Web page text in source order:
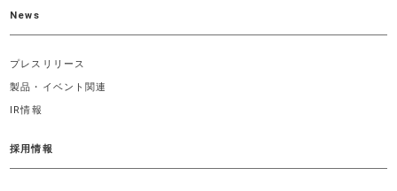
News
プレスリリース
製品・イベント関連
IR情報
採用情報